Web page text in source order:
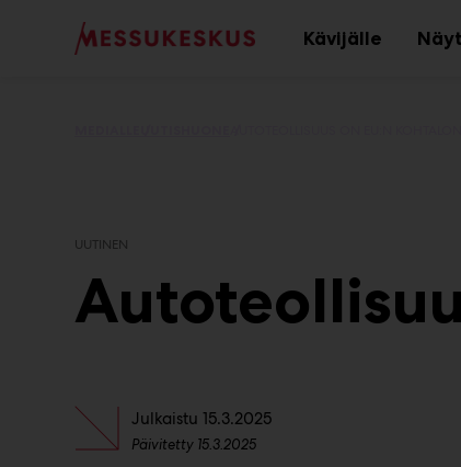
Main
Kävijälle Avaa
UUTINEN
Julkaistu 15.3.2025
Päivitetty 15.3.2025